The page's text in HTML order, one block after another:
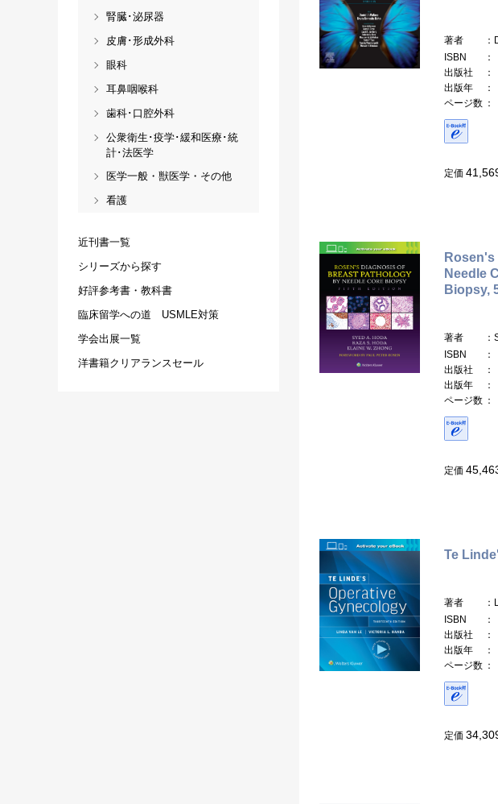
著者
ISBN
出版社
出版年
ページ数
定価
Needle
Biopsy,
著者
ISBN
出版社
出版年
ページ数
定価
Te
著者
ISBN
出版社
出版年
ページ数
定価
腎臓･泌尿器
皮膚･形成外科
眼科
耳鼻咽喉科
歯科･口腔外科
公衆衛生･疫学･緩和医療･統
計･法医学
医学一般・獣医学・その他
看護
近刊書一覧
シリーズから探す
好評参考書・教科書
臨床留学への道 USMLE対策
学会出展一覧
洋書籍クリアランスセール